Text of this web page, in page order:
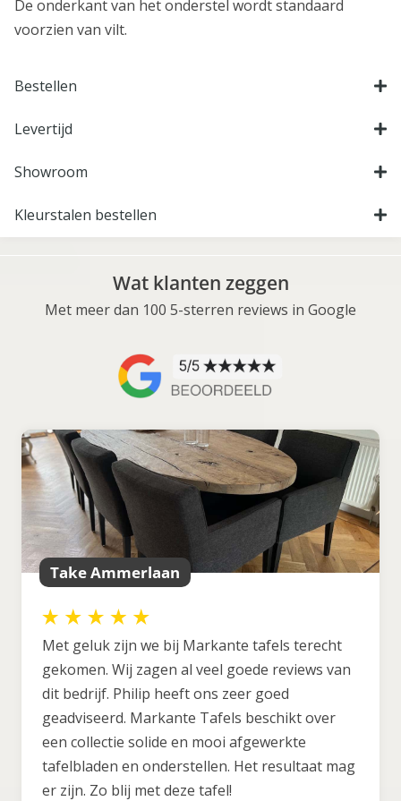
De onderkant van het onderstel wordt standaard
voorzien van vilt.
Bestellen
Levertijd
Showroom
Kleurstalen bestellen
Wat klanten zeggen
Met meer dan 100 5-sterren reviews in Google
Take Ammerlaan
Met geluk zijn we bij Markante tafels terecht
gekomen. Wij zagen al veel goede reviews van
dit bedrijf. Philip heeft ons zeer goed
geadviseerd. Markante Tafels beschikt over
een collectie solide en mooi afgewerkte
tafelbladen en onderstellen. Het resultaat mag
er zijn. Zo blij met deze tafel!